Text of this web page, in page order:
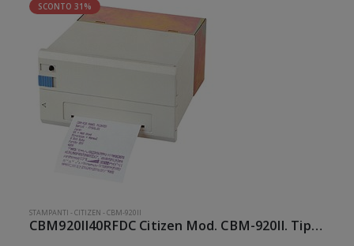
SCONTO 31%
STAMPANTI -CITIZEN -CBM-920II
CBM920II40RFDC Citizen Mod. CBM-920II. Tipologia: Desktop.